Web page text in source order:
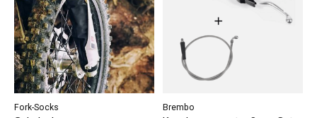
Fork-Socks Brembo